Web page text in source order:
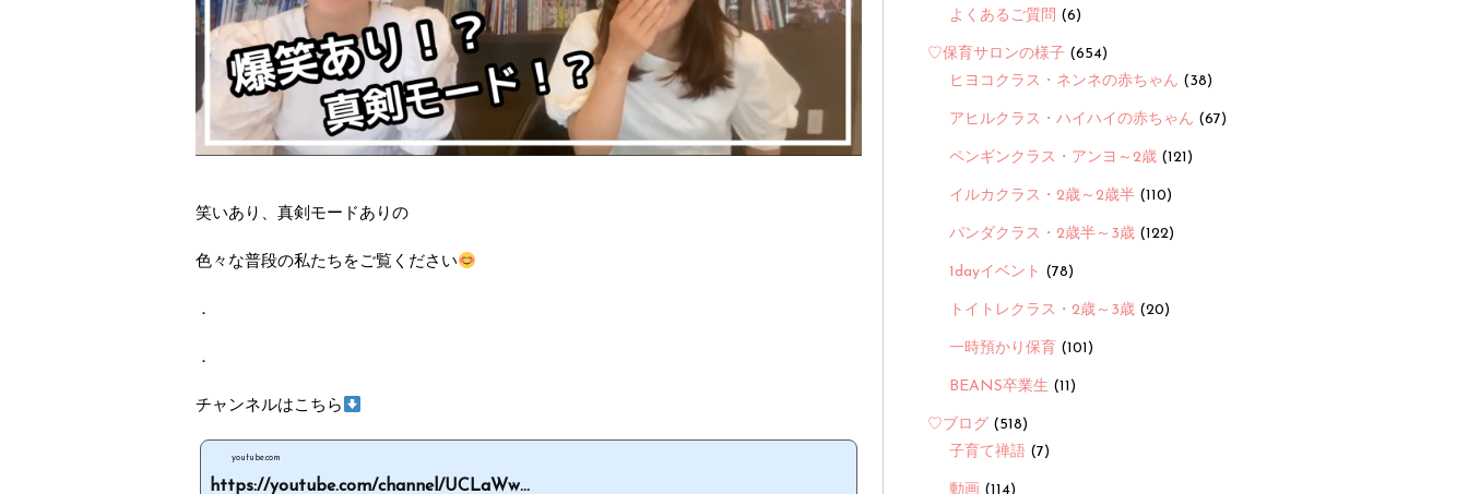
笑いあり、真剣モードありの
色々な普段の私たちをご覧ください
．
．
チャンネルはこちら
youtube.com
https://youtube.com/channel/UCLaWw...
よくあるご質問 (6)
♡保育サロンの様子 (654)
ヒヨコクラス・ネンネの赤ちゃん (38)
アヒルクラス・ハイハイの赤ちゃん (67)
ペンギンクラス・アンヨ～2歳 (121)
イルカクラス・2歳～2歳半 (110)
パンダクラス・2歳半～3歳 (122)
1dayイベント (78)
トイトレクラス・2歳～3歳 (20)
一時預かり保育 (101)
BEANS卒業生 (11)
♡ブログ (518)
子育て禅語 (7)
動画 (114)